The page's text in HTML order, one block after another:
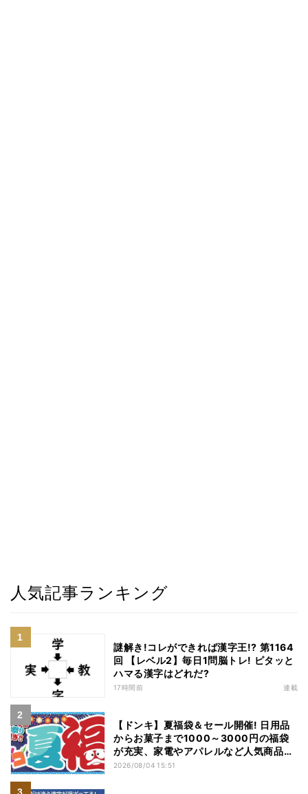
人気記事ランキング
謎解き!コレができれば漢字王!? 第1164
回 【レベル2】毎日1問脳トレ! ピタッと
ハマる漢字はどれだ?
17時間前 連載
【ドンキ】夏福袋＆セール開催! 日用品
からお菓子まで1000～3000円の福袋
が充実、家電やアパレルなど人気商品も
特価
2026/08/04 15:51